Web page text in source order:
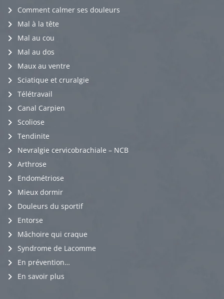
Comment calmer ses douleurs
Mal à la tête
Mal au cou
Mal au dos
Maux au ventre
Sciatique et cruralgie
Télétravail
Canal Carpien
Scoliose
Tendinite
Nevralgie cervicobrachiale – NCB
Arthrose
Endométriose
Mieux dormir
Douleurs du sportif
Entorse
Mâchoire qui craque
Syndrome de Lacomme
En prévention…
En savoir plus